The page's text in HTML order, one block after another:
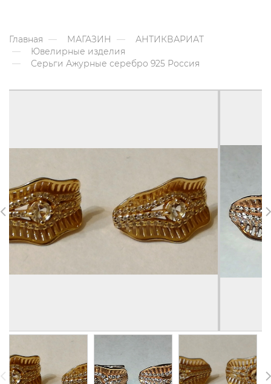
Главная МАГАЗИН
АНТИКВАРИАТ
Ювелирные изделия
Серьги Ажурные серебро 925 Россия